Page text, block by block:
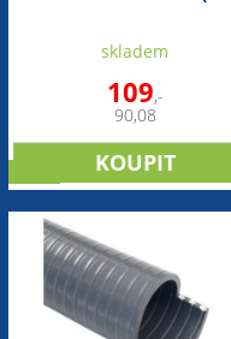
skladem
109,-
90,08